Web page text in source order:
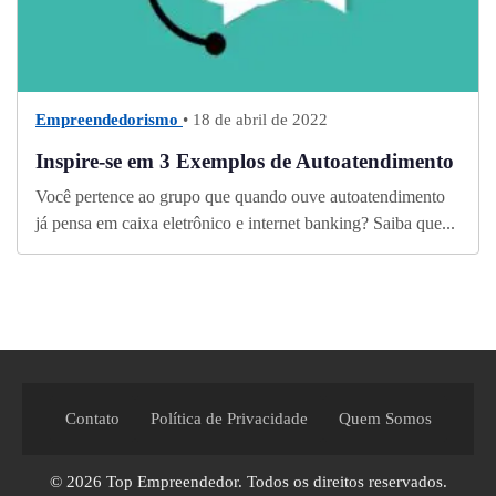
Empreendedorismo • 18 de abril de 2022
Inspire-se em 3 Exemplos de Autoatendimento
Você pertence ao grupo que quando ouve autoatendimento
já pensa em caixa eletrônico e internet banking? Saiba que...
Contato Política de Privacidade Quem Somos
© 2026 Top Empreendedor. Todos os direitos reservados.